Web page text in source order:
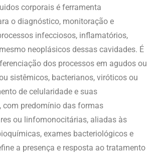
corporais é ferramenta
o diagnóstico, monitoração e
infecciosos, inflamatórios,
neoplásicos dessas cavidades. É
dos processos em agudos ou
sistêmicos, bacterianos, viróticos ou
de celularidade e suas
com predomínio das formas
ou linfomonocitárias, aliadas às
exames bacteriológicos e
a presença e resposta ao tratamento